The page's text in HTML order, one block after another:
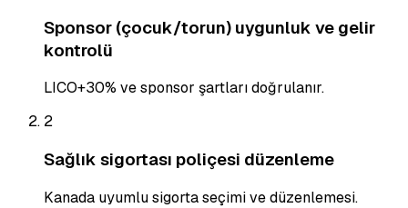
Sponsor (çocuk/torun) uygunluk ve gelir
kontrolü
LICO+30% ve sponsor şartları doğrulanır.
2
Sağlık sigortası poliçesi düzenleme
Kanada uyumlu sigorta seçimi ve düzenlemesi.